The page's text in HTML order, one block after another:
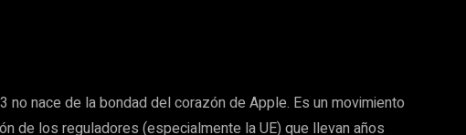
no nace de la bondad del corazón de Apple. Es un movimiento
de los reguladores (especialmente la UE) que llevan años